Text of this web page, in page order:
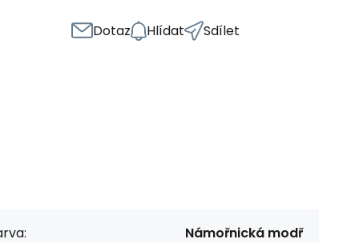
Dotaz Hlídat Sdílet
Námořnická modř